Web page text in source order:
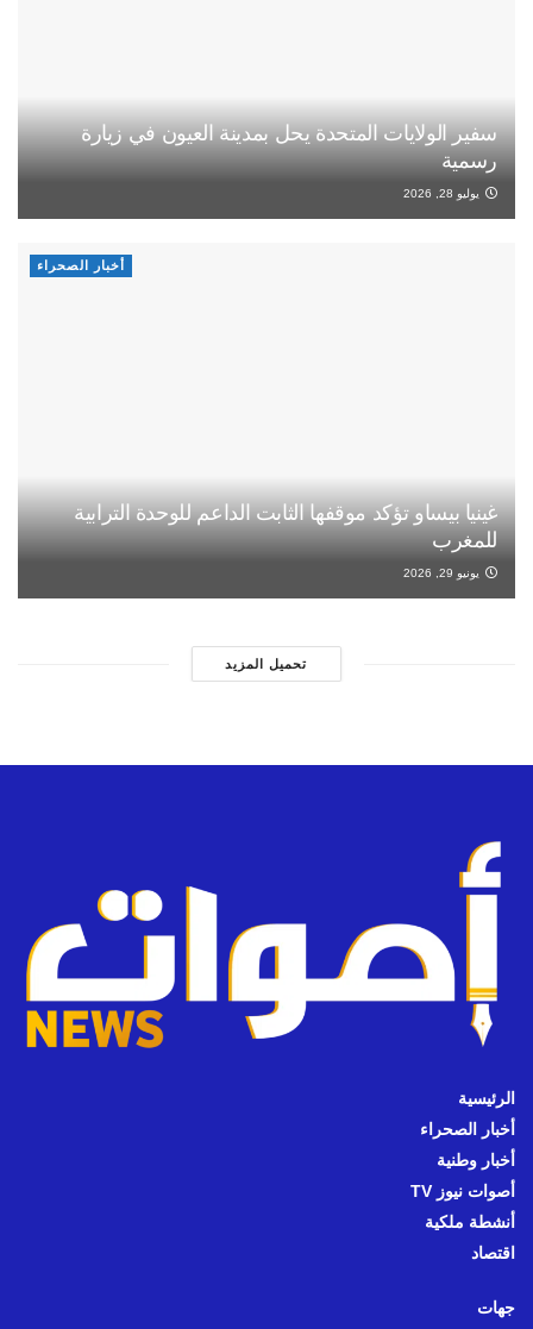
سفير الولايات المتحدة يحل بمدينة العيون في زيارة
رسمية
يوليو 28, 2026
أخبار الصحراء
غينيا بيساو تؤكد موقفها الثابت الداعم للوحدة الترابية
للمغرب
يونيو 29, 2026
تحميل المزيد
الرئيسية
أخبار الصحراء
أخبار وطنية
أصوات نيوز TV
أنشطة ملكية
اقتصاد
جهات